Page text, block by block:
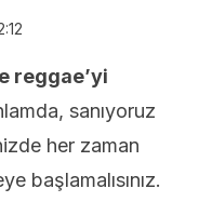
reggae’yi
sanıyoruz
her zaman
başlamalısınız.